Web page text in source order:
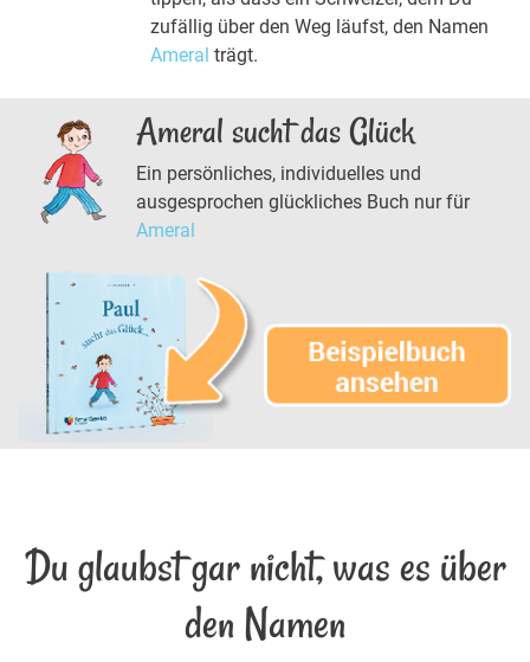
zufällig über den Weg läufst, den Namen
Ameral trägt.
Ameral sucht das Glück
Ein persönliches, individuelles und
ausgesprochen glückliches Buch nur für
Ameral
Du glaubst gar nicht, was es über
den Namen